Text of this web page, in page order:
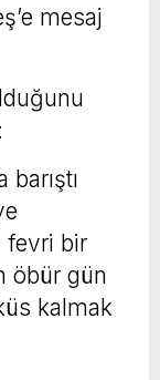
mesaj
fevri bir
öbür gün
kalmak